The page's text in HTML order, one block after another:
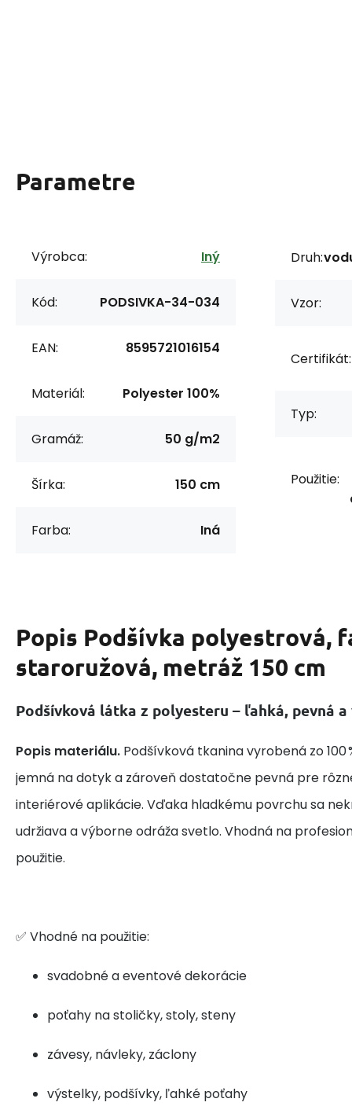
Parametre
Výrobca: Iný
Kód: PODSIVKA-34-034
EAN: 8595721016154
Materiál: Polyester 100%
Gramáž: 50 g/m2
Šírka: 150 cm
Farba: Iná
Druh:
Vzor:
Certifikát:
Typ:
Použitie:
Popis Podšívka polyestrová,
staroružová, metráž 150 cm
Podšívková látka z polyesteru – ľahká, pevná
Popis materiálu. Podšívková tkanina vyrobená zo 100
jemná na dotyk a zároveň dostatočne pevná pre
interiérové aplikácie. Vďaka hladkému povrchu sa
udržiava a výborne odráža svetlo. Vhodná na
použitie.
✅ Vhodné na použitie:
svadobné a eventové dekorácie
poťahy na stoličky, stoly, steny
závesy, návleky, záclony
výstelky, podšívky, ľahké poťahy